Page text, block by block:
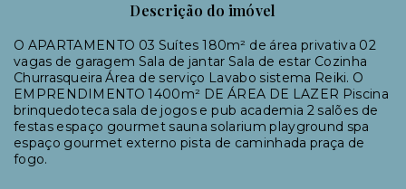
Descrição do imóvel
O APARTAMENTO 03 Suítes 180m² de área privativa 02
vagas de garagem Sala de jantar Sala de estar Cozinha
Churrasqueira Área de serviço Lavabo sistema Reiki. O
EMPRENDIMENTO 1400m² DE ÁREA DE LAZER Piscina
brinquedoteca sala de jogos e pub academia 2 salões de
festas espaço gourmet sauna solarium playground spa
espaço gourmet externo pista de caminhada praça de
fogo.